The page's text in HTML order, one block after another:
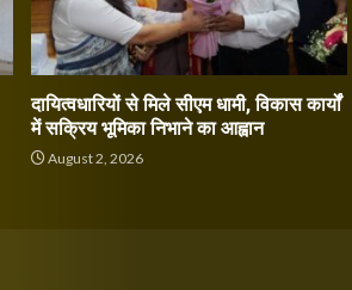
दायित्वधारियों से मिले सीएम धामी, विकास कार्यों
में सक्रिय भूमिका निभाने का आह्वान
August 2, 2026